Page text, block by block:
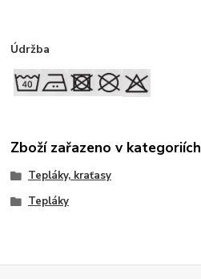
Údržba
Zboží zařazeno v kategoriích
Tepláky, kraťasy
Tepláky